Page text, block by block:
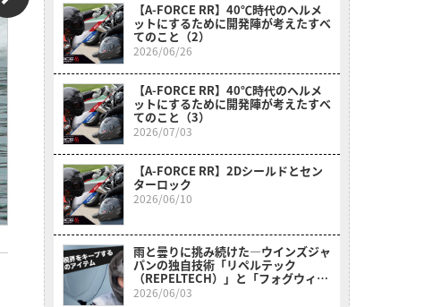
【A-FORCE RR】40℃時代のヘルメ
ットにするために開発陣が考えたすべ
てのこと（2）
2026/06/26
【A-FORCE RR】40℃時代のヘルメ
ットにするために開発陣が考えたすべ
てのこと（3）
2026/07/03
【A-FORCE RR】2Dシールドとセン
ターロック
2026/06/10
雨と曇りに挑み続けた―ウインズジャ
パンの独自技術「リペルテック
（REPELTECH）」と「フォグウィン
（FOGWIN）」の実力。
2026/06/03